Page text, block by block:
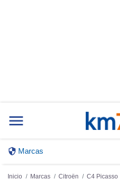
Marcas
Inicio Marcas Citroën C4 Picasso